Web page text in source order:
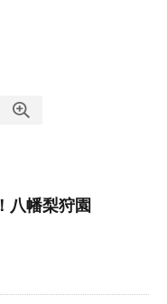
八幡梨狩園